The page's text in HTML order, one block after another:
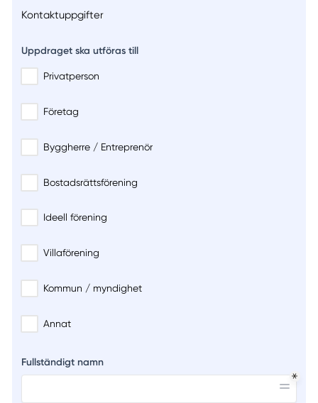
Kontaktuppgifter
Uppdraget ska utföras till
Privatperson
Företag
Byggherre / Entreprenör
Bostadsrättsförening
Ideell förening
Villaförening
Kommun / myndighet
Annat
Fullständigt namn